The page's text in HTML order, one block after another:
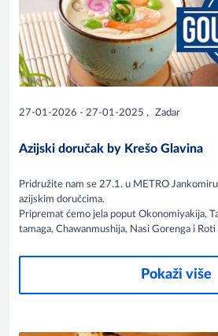
27-01-2026 - 27-01-2025 , Zadar
Azijski doručak by Krešo Glavina
Pridružite nam se 27.1. u METRO
azijskim doručcima.
Pripremat ćemo jela poput Okonomiyakija,
tamaga, Chawanmushija, Nasi Gorenga i Roti
Pokaži više